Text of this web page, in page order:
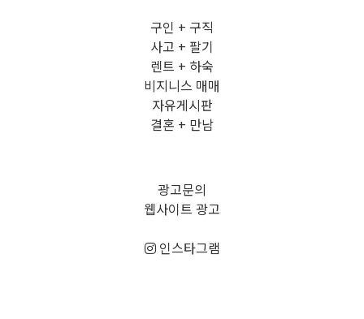
구인 + 구직
사고 + 팔기
렌트 + 하숙
비지니스 매매
자유게시판
결혼 + 만남
광고문의
웹사이트 광고
인스타그램